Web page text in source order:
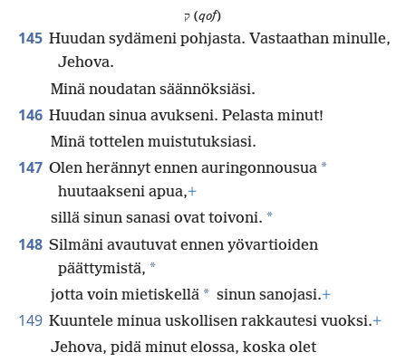
ק (qof)
145 Huudan sydämeni pohjasta. Vastaathan minulle,
Jehova.
Minä noudatan säännöksiäsi.
146 Huudan sinua avukseni. Pelasta minut!
Minä tottelen muistutuksiasi.
147 Olen herännyt ennen auringonnousua *
huutaakseni apua,+
sillä sinun sanasi ovat toivoni. *
148 Silmäni avautuvat ennen yövartioiden
päättymistä, *
jotta voin mietiskellä * sinun sanojasi.+
149 Kuuntele minua uskollisen rakkautesi vuoksi.+
Jehova, pidä minut elossa, koska olet